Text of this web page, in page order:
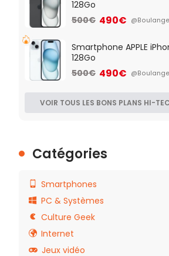
128Go
500€ 490€
Smartphone APPLE
128Go
500€ 490€
VOIR TOUS LES BONS PLANS HI-
Catégories
Smartphones
PC & Systèmes
Culture Geek
Internet
Jeux vidéo